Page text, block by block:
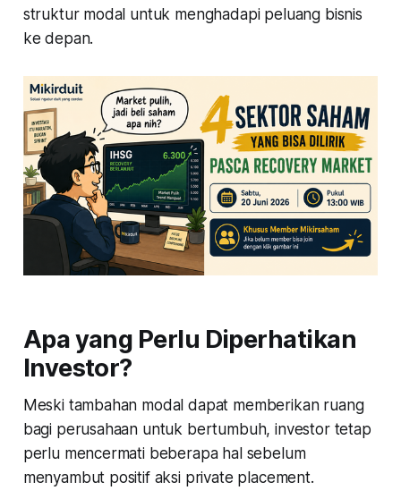
struktur modal untuk menghadapi peluang bisnis
ke depan.
Apa yang Perlu Diperhatikan
Investor?
Meski tambahan modal dapat memberikan ruang
bagi perusahaan untuk bertumbuh, investor tetap
perlu mencermati beberapa hal sebelum
menyambut positif aksi private placement.